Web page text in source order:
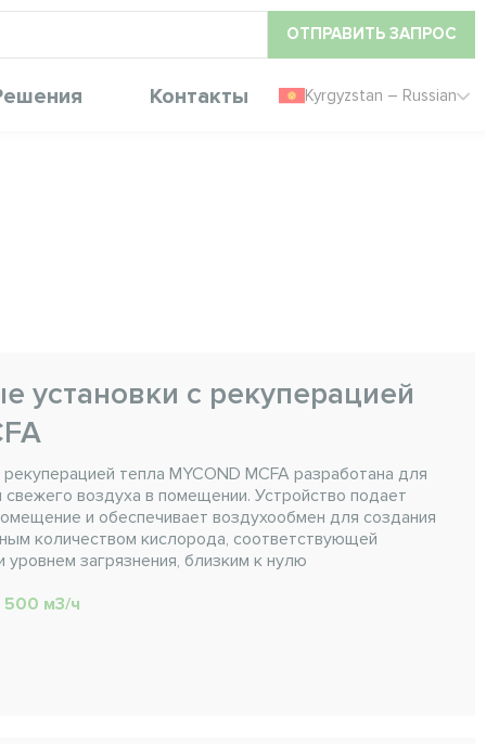
ОТПРАВИТЬ ЗАПРОС
Контакты Kyrgyzstan – Russian
установки с рекуперацией
тепла MYCOND MCFA разработана для
воздуха в помещении. Устройство подает
и обеспечивает воздухообмен для создания
количеством кислорода, соответствующей
загрязнения, близким к нулю
500 м3/ч